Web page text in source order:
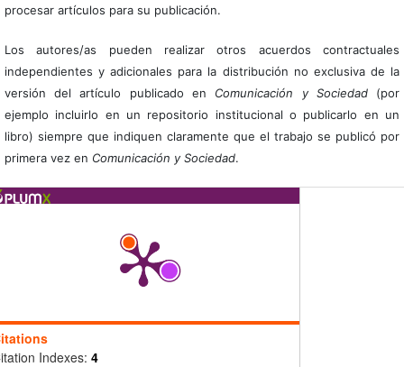
procesar artículos para su publicación.
Los autores/as pueden realizar otros acuerdos contractuales
independientes y adicionales para la distribución no exclusiva de la
versión del artículo publicado en Comunicación y Sociedad(por
ejemplo incluirlo en un repositorio institucional o publicarlo en un
libro) siempre que indiquen claramente que el trabajo se publicó por
primera vez en Comunicación y Sociedad.
Indexes: 4